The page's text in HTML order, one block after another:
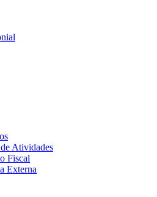
Atividades
Fiscal
Externa